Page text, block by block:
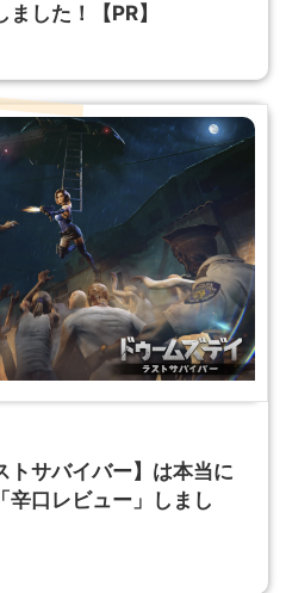
した！【PR】
トサバイバー】は本当に
辛口レビュー」しまし